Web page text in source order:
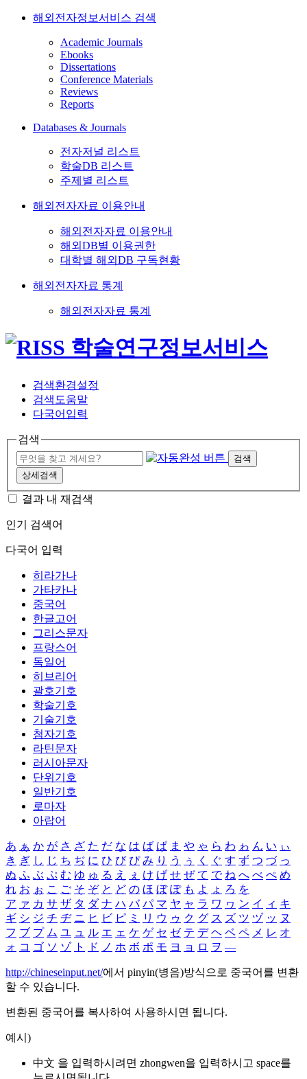
해외전자정보서비스 검색
Academic Journals
Ebooks
Dissertations
Conference Materials
Reviews
Reports
Databases & Journals
전자저널 리스트
학술DB 리스트
주제별 리스트
해외전자자료 이용안내
해외전자자료 이용안내
해외DB별 이용권한
대학별 해외DB 구독현황
해외전자자료 통계
해외전자자료 통계
검색환경설정
검색도움말
다국어입력
검색
검색
상세검색
결과 내 재검색
인기 검색어
다국어 입력
히라가나
가타카나
중국어
한글고어
그리스문자
프랑스어
독일어
히브리어
괄호기호
학술기호
기술기호
첨자기호
라틴문자
러시아문자
단위기호
일반기호
로마자
아랍어
あ ぁ か が さ ざ た だ な は ば ぱ ま や ゃ ら わ ゎ ん い ぃ
き ぎ し じ ち ぢ に ひ び ぴ み り う ぅ く ぐ す ず つ づ っ
ぬ ふ ぶ ぷ む ゆ ゅ る え ぇ け げ せ ぜ て で ね へ べ ぺ め
れ お ぉ こ ご そ ぞ と ど の ほ ぼ ぽ も よ ょ ろ を
ア ァ カ サ ザ タ ダ ナ ハ バ パ マ ヤ ャ ラ ワ ヮ ン イ ィ キ
ギ シ ジ チ ヂ ニ ヒ ビ ピ ミ リ ウ ゥ ク グ ス ズ ツ ヅ ッ ヌ
フ ブ プ ム ユ ュ ル エ ェ ケ ゲ セ ゼ テ デ ヘ ベ ペ メ レ オ
ォ コ ゴ ソ ゾ ト ド ノ ホ ボ ポ モ ヨ ョ ロ ヲ ―
http://chineseinput.net/에서 pinyin(병음)방식으로 중국어를 변환
할 수 있습니다.
변환된 중국어를 복사하여 사용하시면 됩니다.
예시)
中文 을 입력하시려면 zhongwen을 입력하시고 space를